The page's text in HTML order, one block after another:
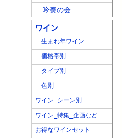
吟奏の会
ワイン
生まれ年ワイン
価格帯別
タイプ別
色別
ワイン シーン別
ワイン_特集_企画など
お得なワインセット